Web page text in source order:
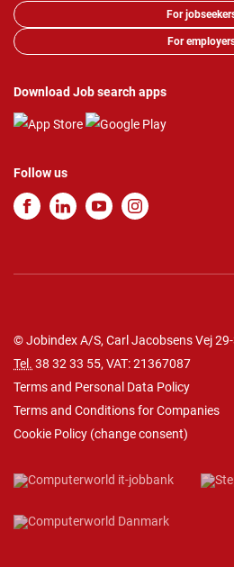
For
For
Download Job search apps
Follow us
© Jobindex A/S, Carl Jacobsens Vej
Tel. 38 32 33 55, VAT: 21367087
Terms and Personal Data Policy
Terms and Conditions for Companies
Cookie Policy (change consent)